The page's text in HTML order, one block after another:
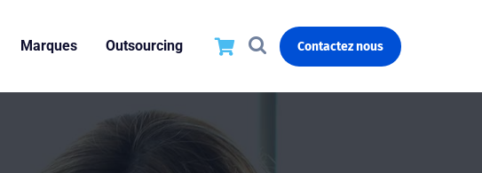
Marques Outsourcing Contactez nous